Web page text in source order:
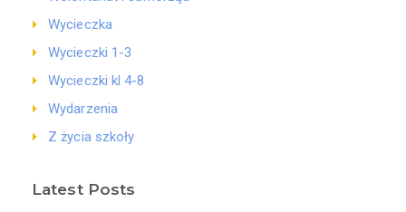
Wycieczka
Wycieczki 1-3
Wycieczki kl 4-8
Wydarzenia
Z życia szkoły
Latest Posts